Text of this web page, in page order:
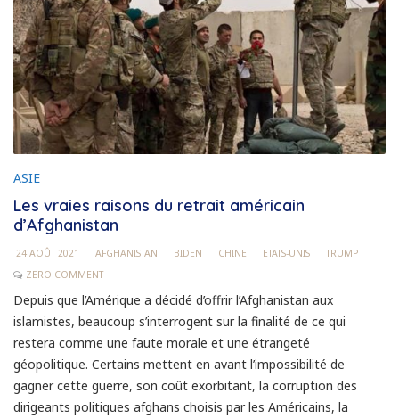
ASIE
Les vraies raisons du retrait américain
d’Afghanistan
24 AOÛT 2021 AFGHANISTAN BIDEN CHINE ETATS-UNIS
TRUMP
ZERO COMMENT
Depuis que l’Amérique a décidé d’offrir l’Afghanistan aux
islamistes, beaucoup s’interrogent sur la finalité de ce qui
restera comme une faute morale et une étrangeté
géopolitique. Certains mettent en avant l’impossibilité de
gagner cette guerre, son coût exorbitant, la corruption des
dirigeants politiques afghans choisis par les Américains, la